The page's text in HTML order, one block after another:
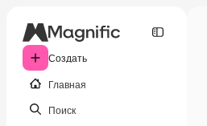
Создать
Главная
Поиск